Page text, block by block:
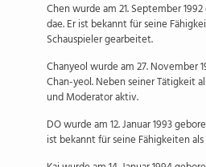
Chen wurde am 21. September
dae. Er ist bekannt für seine
Schauspieler gearbeitet.
Chanyeol wurde am 27. November
Chan-yeol. Neben seiner Tätigkeit
und Moderator aktiv.
DO wurde am 12. Januar 1993
ist bekannt für seine Fähigkeiten